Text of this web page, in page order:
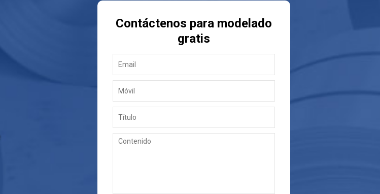
Contáctenos para modelado
gratis